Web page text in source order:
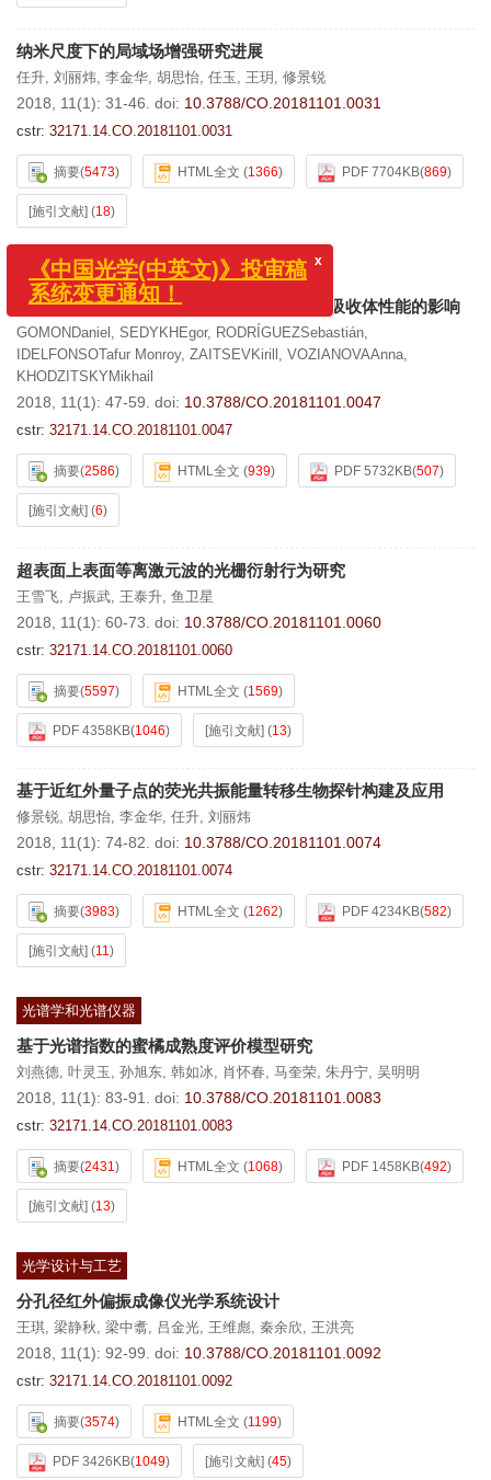
纳米尺度下的局域场增强研究进展
任升, 刘丽炜, 李金华, 胡思怡, 任玉, 王玥 , 修景锐
2018, 11(1): 31-46. doi: 10.3788/CO.20181101.0031
cstr: 32171.14.CO.20181101.0031
摘要(5473) HTML全文 (1366) PDF 7704KB(869)
[施引文献] (18)
微内光学
电环形谐振腔表面几何参数对太赫兹超材料吸收体性能的影响
GOMONDaniel , SEDYKHEgor, RODRÍGUEZSebastián,
IDELFONSOTafur Monroy, ZAITSEVKirill , VOZIANOVAAnna,
KHODZITSKYMikhail
2018, 11(1): 47-59. doi: 10.3788/CO.20181101.0047
cstr: 32171.14.CO.20181101.0047
摘要(2586) HTML全文 (939) PDF 5732KB(507)
[施引文献] (6)
超表面上表面等离激元波的光栅衍射行为研究
王雪飞, 卢振武, 王泰升, 鱼卫星
2018, 11(1): 60-73. doi: 10.3788/CO.20181101.0060
cstr: 32171.14.CO.20181101.0060
摘要(5597) HTML全文 (1569)
PDF 4358KB(1046) [施引文献] (13)
基于近红外量子点的荧光共振能量转移生物探针构建及应用
修景锐, 胡思怡, 李金华, 任升, 刘丽炜
2018, 11(1): 74-82. doi: 10.3788/CO.20181101.0074
cstr: 32171.14.CO.20181101.0074
摘要(3983) HTML全文 (1262) PDF 4234KB(582)
[施引文献] (11)
光谱学和光谱仪器
基于光谱指数的蜜橘成熟度评价模型研究
刘燕德, 叶灵玉, 孙旭东, 韩如冰, 肖怀春, 马奎荣, 朱丹宁, 吴明明
2018, 11(1): 83-91. doi: 10.3788/CO.20181101.0083
cstr: 32171.14.CO.20181101.0083
摘要(2431) HTML全文 (1068) PDF 1458KB(492)
[施引文献] (13)
光学设计与工艺
分孔径红外偏振成像仪光学系统设计
王琪, 梁静秋, 梁中翥, 吕金光, 王维彪, 秦余欣, 王洪亮
2018, 11(1): 92-99. doi: 10.3788/CO.20181101.0092
cstr: 32171.14.CO.20181101.0092
摘要(3574) HTML全文 (1199)
PDF 3426KB(1049) [施引文献] (45)
x
《中国光学(中英文)》投审稿
系统变更通知！